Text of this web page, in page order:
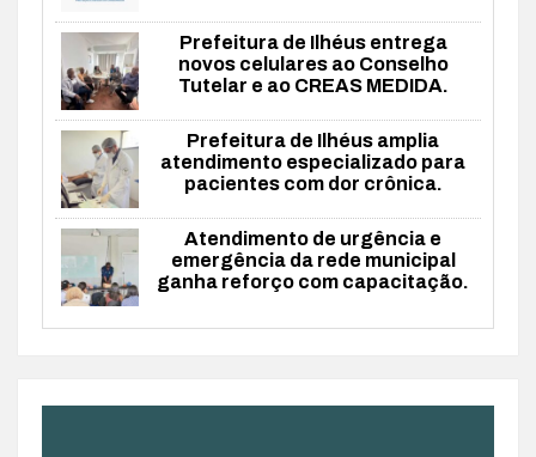
Prefeitura de Ilhéus entrega
novos celulares ao Conselho
Tutelar e ao CREAS MEDIDA.
Prefeitura de Ilhéus amplia
atendimento especializado para
pacientes com dor crônica.
Atendimento de urgência e
emergência da rede municipal
ganha reforço com capacitação.